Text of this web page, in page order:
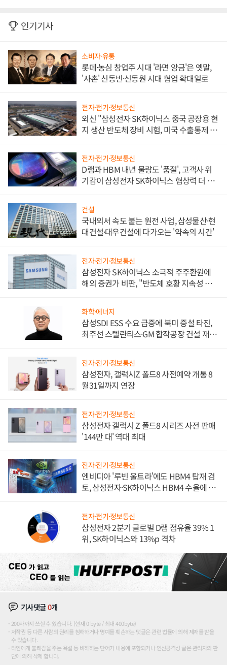
인기기사
소비자·유통
롯데·농심 창업주 시대 '라면 앙금'은 옛말,
'사촌' 신동빈·신동원 시대 협업 확대일로
전자·전기·정보통신
외신 "삼성전자 SK하이닉스 중국 공장용 현
지 생산 반도체 장비 시험, 미국 수출통제 대
전자·전기·정보통신
D램과 HBM 내년 물량도 '품절', 고객사 위
기감이 삼성전자 SK하이닉스 협상력 더 키
건설
국내외서 속도 붙는 원전 사업, 삼성물산·현
대건설·대우건설에 다가오는 '약속의 시간'
전자·전기·정보통신
삼성전자 SK하이닉스 소극적 주주환원에
해외 증권가 비판, "반도체 호황 지속성 의
화학·에너지
삼성SDI ESS 수요 급증에 북미 증설 타진,
최주선 스텔란티스·GM 합작공장 건설 재추
전자·전기·정보통신
삼성전자, 갤럭시Z 폴드8 사전예약 개통 8
월31일까지 연장
전자·전기·정보통신
삼성전자 갤럭시 Z 폴드8 시리즈 사전 판매
'144만 대' 역대 최대
전자·전기·정보통신
엔비디아 '루빈 울트라'에도 HBM4 탑재 검
토, 삼성전자·SK하이닉스 HBM4 수율에 주
전자·전기·정보통신
삼성전자 2분기 글로벌 D램 점유율 39% 1
위, SK하이닉스와 13%p 격차
기사댓글0개
200자까지 쓰실 수 있습니다. (현재 0 byte / 최대 400byte)
저작권 등 다른 사람의 권리를 침해하거나 명예를 훼손하는 댓글은 관련 법률에 의해 제재를 받을
수 있습니다.
타인에게 불쾌감을 주는 욕설 등 비하하는 단어가 내용에 포함되거나 인신공격성 글은 관리자의 판
단에 의해 삭제 합니다.